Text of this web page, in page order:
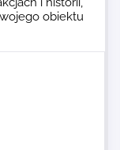
obiektu